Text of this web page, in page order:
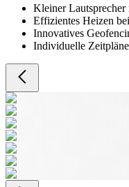
Kleiner Lautsprecher
Effizientes Heizen
Innovatives
Individuelle Zeitpläne